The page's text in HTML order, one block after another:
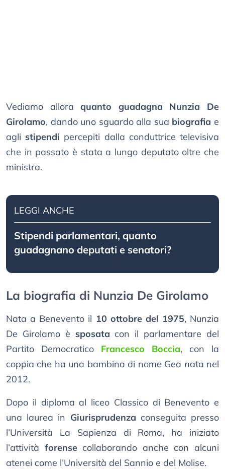
Vediamo alloraquanto guadagna Nunzia De
Girolamo, dando uno sguardo alla sua biografiae
agli stipendi percepiti dalla conduttrice televisiva
che in passato è stata a lungo deputato oltre che
ministra.
LEGGI ANCHE
Stipendi parlamentari, quanto
guadagnano deputati e senatori?
La biografia di Nunzia De Girolamo
Nata a Benevento il 10 ottobre del 1975, Nunzia
De Girolamo è sposata con il parlamentare del
Partito Democratico Francesco Boccia, con la
coppia che ha una bambina di nome Gea nata nel
2012.
Dopo il diploma al liceo Classico di Benevento e
una laurea in Giurisprudenza conseguita presso
l’Università La Sapienza di Roma, ha iniziato
l’attività forensecollaborando anche con alcuni
atenei come l’Università del Sannio e del Molise.